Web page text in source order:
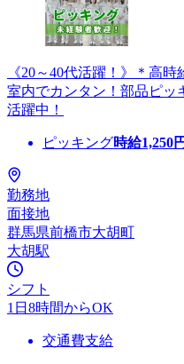
《20～40代活躍！》＊高
室内でカンタン！部品ピ
活躍中！
ピッキング時給1,250
勤務地
面接地
群馬県前橋市大胡町
大胡駅
シフト
1日8時間からOK
交通費支給